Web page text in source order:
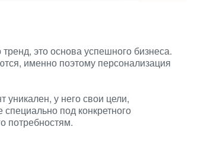
это основа успешного бизнеса.
именно поэтому персонализация
уникален, у него свои цели,
под конкретного
потребностям.